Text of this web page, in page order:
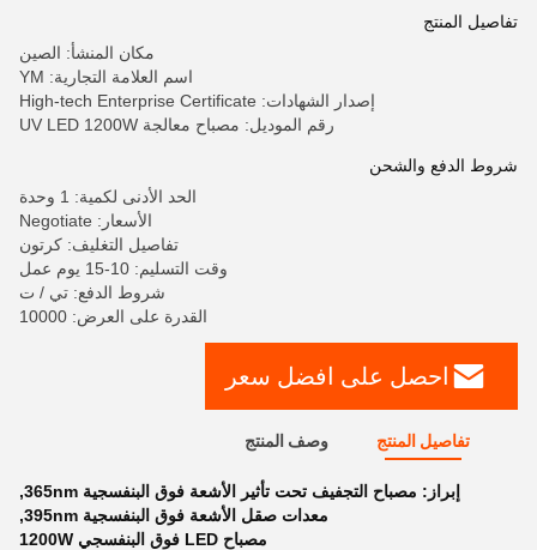
تفاصيل المنتج
مكان المنشأ: الصين
اسم العلامة التجارية: YM
إصدار الشهادات: High-tech Enterprise Certificate
رقم الموديل: مصباح معالجة UV LED 1200W
شروط الدفع والشحن
الحد الأدنى لكمية: 1 وحدة
الأسعار: Negotiate
تفاصيل التغليف: كرتون
وقت التسليم: 10-15 يوم عمل
شروط الدفع: تي / ت
القدرة على العرض: 10000
احصل على افضل سعر
تفاصيل المنتج وصف المنتج
إبراز: مصباح التجفيف تحت تأثير الأشعة فوق البنفسجية 365nm
,
معدات صقل الأشعة فوق البنفسجية 395nm
,
مصباح LED فوق البنفسجي 1200W